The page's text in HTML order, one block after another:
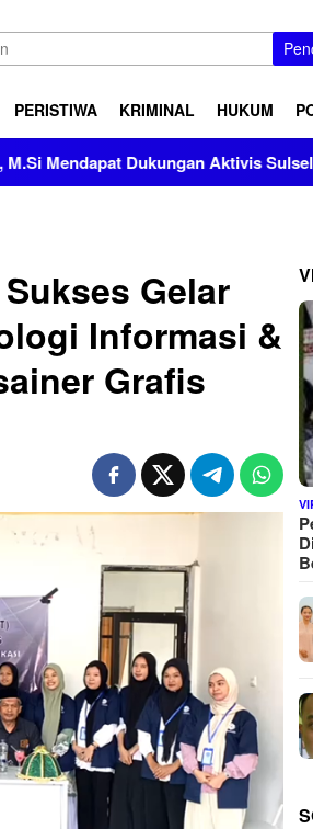
PERISTIWA KRIMINAL HUKUM
Aktivis Sulsel Kapolres
Gelar
Informasi &
Grafis